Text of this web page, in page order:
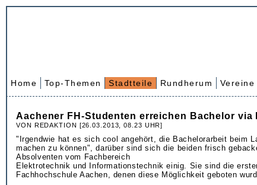
Home Top-Themen Stadtteile Rundherum Vereine
Aachener FH-Studenten erreichen Bachelor via
VON REDAKTION [26.03.2013, 08.23 UHR]
"Irgendwie hat es sich cool angehört, die Bachelorarbeit beim
machen zu können", darüber sind sich die beiden frisch
Absolventen vom Fachbereich
Elektrotechnik und Informationstechnik einig. Sie sind die
Fachhochschule Aachen, denen diese Möglichkeit geboten